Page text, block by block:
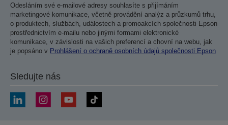
Odesláním své e-mailové adresy souhlasíte s přijímáním
marketingové komunikace, včetně provádění analýz a průzkumů trhu,
o produktech, službách, událostech a promoakcích společnosti Epson
prostřednictvím e-mailu nebo jinými formami elektronické
komunikace, v závislosti na vašich preferencí a chovní na webu, jak
je popsáno v Prohlášení o ochraně osobních údajů společnosti Epson
Sledujte nás